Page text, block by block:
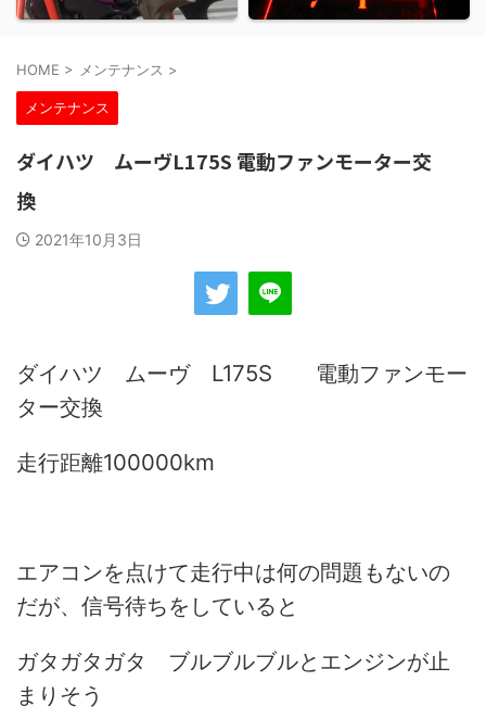
HOME > メンテナンス >
メンテナンス
ダイハツ ムーヴL175S 電動ファンモーター交
換
2021年10月3日
ダイハツ ムーヴ L175S 電動ファンモー
ター交換
走行距離100000km
エアコンを点けて走行中は何の問題もないの
だが、信号待ちをしていると
ガタガタガタ ブルブルブルと エンジンが止
まりそう